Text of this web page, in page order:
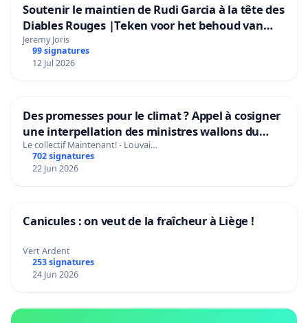
Soutenir le maintien de Rudi Garcia à la tête des
Diables Rouges |Teken voor het behoud van
Rudi Garcia als bondscoach
Jeremy Joris
99 signatures
12 Jul 2026
Des promesses pour le climat ? Appel à cosigner
une interpellation des ministres wallons du
climat et de l’environnement.
Le collectif Maintenant! - Louvai…
702 signatures
22 Jun 2026
Canicules : on veut de la fraîcheur à Liège !
Vert Ardent
253 signatures
24 Jun 2026